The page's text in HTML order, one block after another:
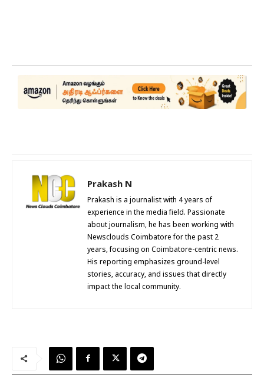
Prakash N
Prakash is a journalist with 4 years of
experience in the media field. Passionate
about journalism, he has been working with
Newsclouds Coimbatore for the past 2
years, focusing on Coimbatore-centric news.
His reporting emphasizes ground-level
stories, accuracy, and issues that directly
impact the local community.